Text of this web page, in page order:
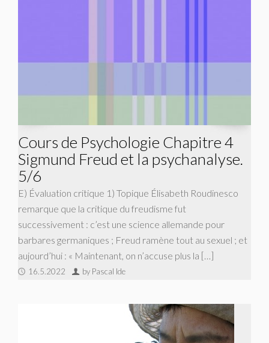
Cours de Psychologie Chapitre 4
Sigmund Freud et la psychanalyse.
5/6
E) Évaluation critique 1) Topique Élisabeth Roudinesco
remarque que la critique du freudisme fut
successivement : c’est une science allemande pour
barbares germaniques ; Freud ramène tout au sexuel ; et
aujourd’hui : « Maintenant, on n’accuse plus la […]
16.5.2022 by Pascal Ide